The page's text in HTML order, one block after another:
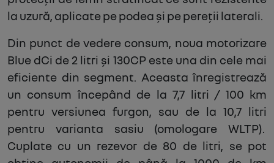
la uzură, aplicate pe podea și pe pereții laterali.
Din punct de vedere consum, noua motorizare
Blue dCi de 2 litri și 130CP este una din cele mai
eficiente din segment. Aceasta înregistrează
un consum începând de la 7,7 litri / 100 km
pentru versiunea furgon, sau de la 10,7 litri
pentru varianta sasiu (omologare WLTP).
Cuplate cu un rezevor de 80 de litri, se pot